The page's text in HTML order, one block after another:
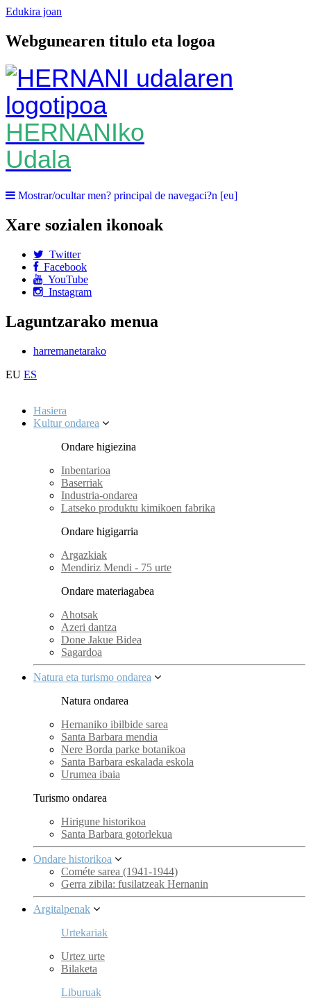
Edukira joan
Webgunearen titulo eta logoa
HERNANIko
Udala
Mostrar/ocultar men? principal de navegaci?n [eu]
Xare sozialen ikonoak
Twitter
Facebook
YouTube
Instagram
Laguntzarako menua
harremanetarako
EU ES
Hasiera
Kultur ondarea
Ondare higiezina
Inbentarioa
Baserriak
Industria-ondarea
Latseko produktu kimikoen fabrika
Ondare higigarria
Argazkiak
Mendiriz Mendi - 75 urte
Ondare materiagabea
Ahotsak
Azeri dantza
Done Jakue Bidea
Sagardoa
Natura eta turismo ondarea
Natura ondarea
Hernaniko ibilbide sarea
Santa Barbara mendia
Nere Borda parke botanikoa
Santa Barbara eskalada eskola
Urumea ibaia
Turismo ondarea
Hirigune historikoa
Santa Barbara gotorlekua
Ondare historikoa
Cométe sarea (1941-1944)
Gerra zibila: fusilatzeak Hernanin
Argitalpenak
Urtekariak
Urtez urte
Bilaketa
Liburuak